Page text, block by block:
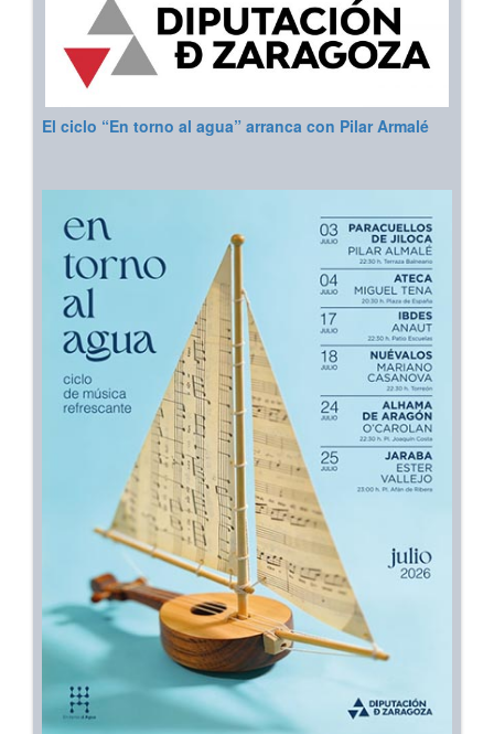
El ciclo “En torno al agua” arranca con Pilar Armalé